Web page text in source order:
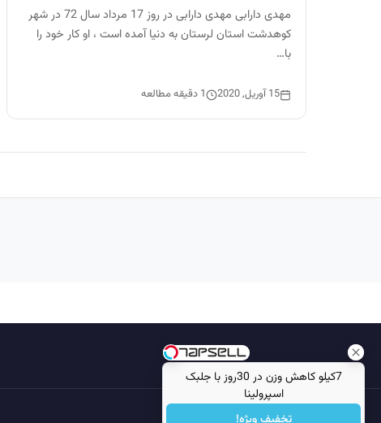
7کیلو کاهش وزن در 30روز با جلبک
اسپرولینا
مهدی دارابی مهدی دارابی در روز 17 مرداد سال 72 در شهر
کوهدشت استان لرستان به دنیا آمده است ، او کار خود را
با…
15 آوریل, 2020 1 دقیقه مطالعه